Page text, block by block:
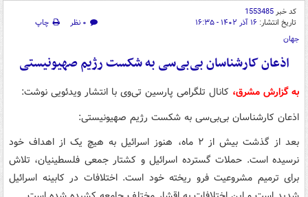
کد خبر1553485
تاریخ انتشار: ۱۶ آذر ۱۴۰۲ - ۱۶:۳۵ ۰ نظر
چاپ
جهان
اذعان کارشناسان بی‌بی‌سی به شکست رژیم صهیونیستی
به گزارش مشرق، کانال تلگرامی پارسین تی‌وی با انتشار ویدئویی نوشت:
اذعان کارشناسان بی‌بی‌سی به شکست رژیم صهیونیستی:
بعد از گذشت بیش از ۲ ماه، هنوز اسرائیل به هیچ یک از اهداف خود
نرسیده است. حملات گسترده اسرائیل و کشتار جمعی فلسطینیان، تلاش
برای ترمیم مشروعیت فرو ریخته خود است. اختلافات در کابینه اسرائیل